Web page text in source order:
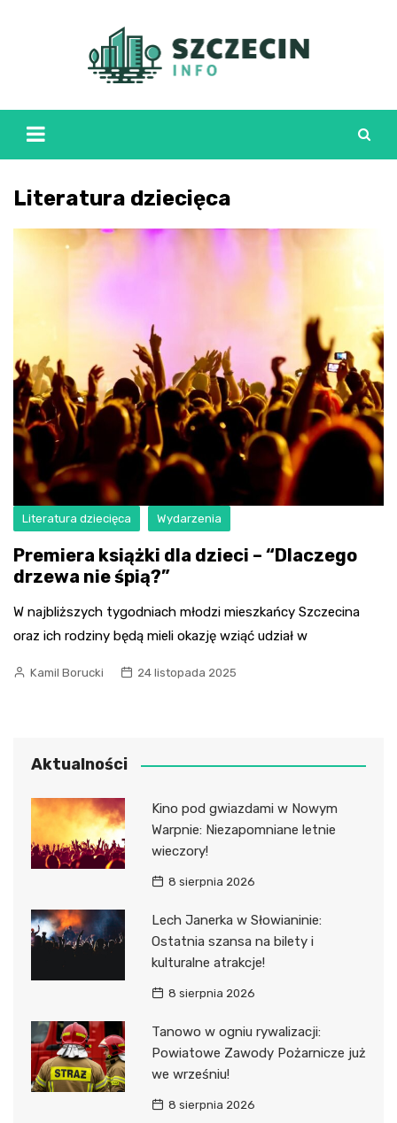
Literatura dziecięca
Literatura dziecięca Wydarzenia
Premiera książki dla dzieci – “Dlaczego
drzewa nie śpią?”
W najbliższych tygodniach młodzi mieszkańcy Szczecina
oraz ich rodziny będą mieli okazję wziąć udział w
Kamil Borucki 24 listopada 2025
Aktualności
Kino pod gwiazdami w Nowym
Warpnie: Niezapomniane letnie
wieczory!
8 sierpnia 2026
Lech Janerka w Słowianinie:
Ostatnia szansa na bilety i
kulturalne atrakcje!
8 sierpnia 2026
Tanowo w ogniu rywalizacji:
Powiatowe Zawody Pożarnicze już
we wrześniu!
8 sierpnia 2026